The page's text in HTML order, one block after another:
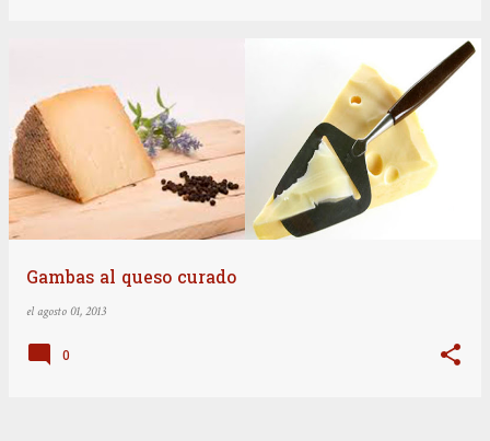
Gambas al queso curado
el agosto 01, 2013
0